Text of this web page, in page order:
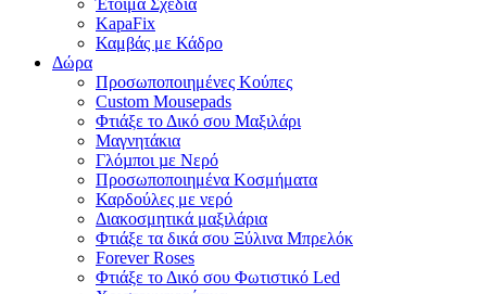
Έτοιμα Σχέδια
KapaFix
Καμβάς με Κάδρο
Δώρα
Προσωποποιημένες Κούπες
Custom Mousepads
Φτιάξε το Δικό σου Μαξιλάρι
Μαγνητάκια
Γλόµποι µε Νερό
Προσωποποιημένα Κοσμήματα
Καρδούλες με νερό
Διακοσμητικά μαξιλάρια
Φτιάξε τα δικά σου Ξύλινα Μπρελόκ
Forever Roses
Φτιάξε το Δικό σου Φωτιστικό Led